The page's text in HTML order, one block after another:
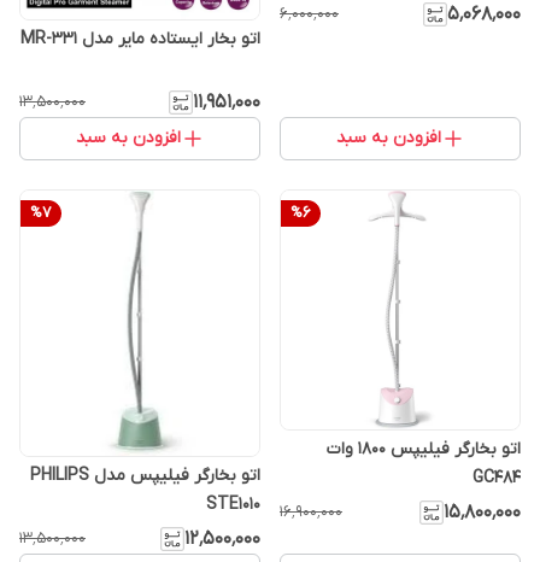
۵٬۰۶۸٬۰۰۰ ۶٬۰۰۰٬۰۰۰
افزودن به سبد
اتو بخار ایستاده مایر مدل MR-331
۱۱٬۹۵۱٬۰۰۰ ۱۳٬۵۰۰٬۰۰۰
افزودن به سبد
%6
اتو بخارگر فیلیپس 1800 وات
GC484
۱۵٬۸۰۰٬۰۰۰ ۱۶٬۹۰۰٬۰۰۰
%7
اتو بخارگر فیلیپس مدل PHILIPS
STE1010
۱۲٬۵۰۰٬۰۰۰ ۱۳٬۵۰۰٬۰۰۰